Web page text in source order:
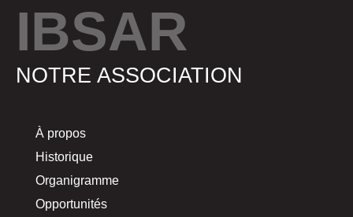
IBSAR
NOTRE ASSOCIATION
À propos
Historique
Organigramme
Opportunités